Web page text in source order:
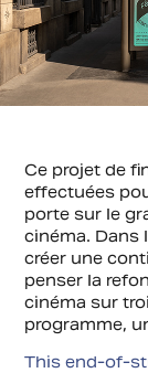
Ce projet de
effectuées
porte sur le
cinéma. Dans
créer une
penser la
cinéma sur
programme,
This end-of-